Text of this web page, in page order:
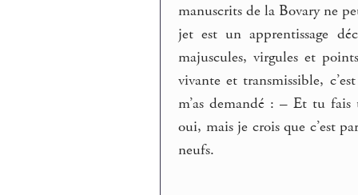
manuscrits de la Bovary ne
jet est un apprentissage
majuscules, virgules et
vivante et transmissible,
m’as demandé : – Et tu fais
oui, mais je crois que c’est
neufs.